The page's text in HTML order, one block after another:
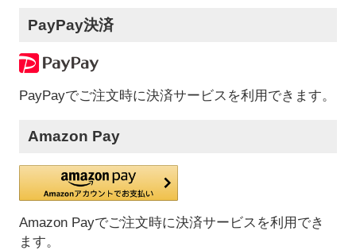
PayPay決済
PayPayでご注文時に決済サービスを利用できます。
Amazon Pay
Amazon Payでご注文時に決済サービスを利用でき
ます。